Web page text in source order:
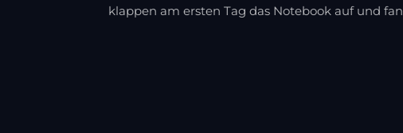
klappen am ersten Tag das Notebook auf und